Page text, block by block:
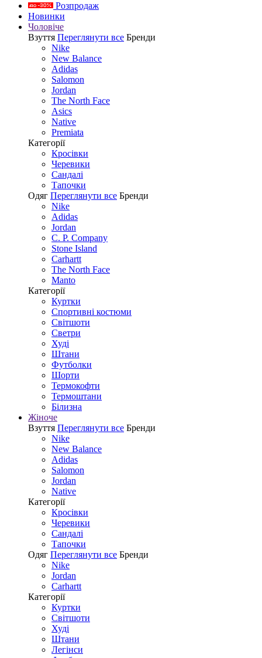
Розпродаж
Новинки
Чоловіче
Взуття Переглянути все Бренди
Nike
New Balance
Adidas
Salomon
Jordan
The North Face
Asics
Native
Premiata
Категорії
Кросівки
Черевики
Сандалі
Tапочки
Одяг Переглянути все Бренди
Nike
Adidas
Jordan
C. P. Company
Stone Island
Carhartt
The North Face
Manto
Категорії
Куртки
Спортивні костюми
Світшоти
Светри
Худі
Штани
Футболки
Шорти
Термокофти
Термоштани
Білизна
Жіноче
Взуття Переглянути все Бренди
Nike
New Balance
Adidas
Salomon
Jordan
Native
Категорії
Кросівки
Черевики
Сандалі
Tапочки
Одяг Переглянути все Бренди
Nike
Jordan
Carhartt
Категорії
Куртки
Світшоти
Худі
Штани
Легінси